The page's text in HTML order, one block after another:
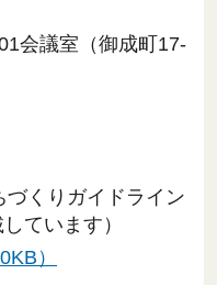
会議室（御成町17-
くりガイドライン
ています）
）